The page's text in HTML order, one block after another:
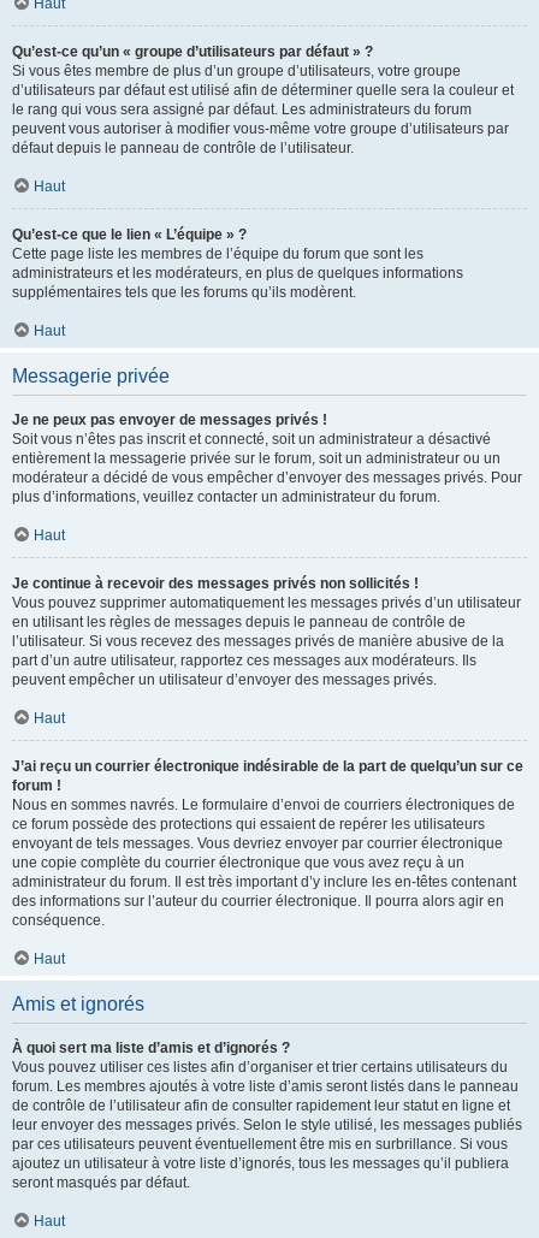
Haut
Qu’est-ce qu’un « groupe d’utilisateurs par défaut » ?
Si vous êtes membre de plus d’un groupe d’utilisateurs, votre groupe
d’utilisateurs par défaut est utilisé afin de déterminer quelle sera la couleur et
le rang qui vous sera assigné par défaut. Les administrateurs du forum
peuvent vous autoriser à modifier vous-même votre groupe d’utilisateurs par
défaut depuis le panneau de contrôle de l’utilisateur.
Haut
Qu’est-ce que le lien « L’équipe » ?
Cette page liste les membres de l’équipe du forum que sont les
administrateurs et les modérateurs, en plus de quelques informations
supplémentaires tels que les forums qu’ils modèrent.
Haut
Messagerie privée
Je ne peux pas envoyer de messages privés !
Soit vous n’êtes pas inscrit et connecté, soit un administrateur a désactivé
entièrement la messagerie privée sur le forum, soit un administrateur ou un
modérateur a décidé de vous empêcher d’envoyer des messages privés. Pour
plus d’informations, veuillez contacter un administrateur du forum.
Haut
Je continue à recevoir des messages privés non sollicités !
Vous pouvez supprimer automatiquement les messages privés d’un utilisateur
en utilisant les règles de messages depuis le panneau de contrôle de
l’utilisateur. Si vous recevez des messages privés de manière abusive de la
part d’un autre utilisateur, rapportez ces messages aux modérateurs. Ils
peuvent empêcher un utilisateur d’envoyer des messages privés.
Haut
J’ai reçu un courrier électronique indésirable de la part de quelqu’un sur ce
forum !
Nous en sommes navrés. Le formulaire d’envoi de courriers électroniques de
ce forum possède des protections qui essaient de repérer les utilisateurs
envoyant de tels messages. Vous devriez envoyer par courrier électronique
une copie complète du courrier électronique que vous avez reçu à un
administrateur du forum. Il est très important d’y inclure les en-têtes contenant
des informations sur l’auteur du courrier électronique. Il pourra alors agir en
conséquence.
Haut
Amis et ignorés
À quoi sert ma liste d’amis et d’ignorés ?
Vous pouvez utiliser ces listes afin d’organiser et trier certains utilisateurs du
forum. Les membres ajoutés à votre liste d’amis seront listés dans le panneau
de contrôle de l’utilisateur afin de consulter rapidement leur statut en ligne et
leur envoyer des messages privés. Selon le style utilisé, les messages publiés
par ces utilisateurs peuvent éventuellement être mis en surbrillance. Si vous
ajoutez un utilisateur à votre liste d’ignorés, tous les messages qu’il publiera
seront masqués par défaut.
Haut